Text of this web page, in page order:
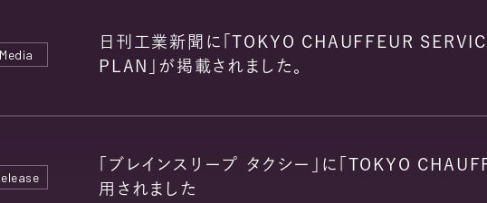
Media
日刊工業新聞に「TOKYO CHAUFFEUR
PLAN」が掲載されました。
「ブレインスリープ タクシー」に「TOKYO
用されました